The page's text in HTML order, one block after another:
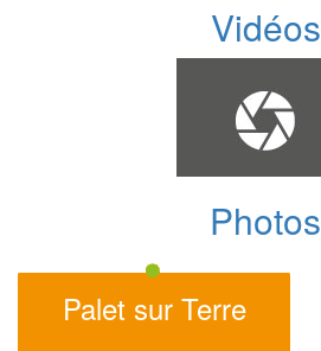
Vidéos
Photos
Palet sur Terre